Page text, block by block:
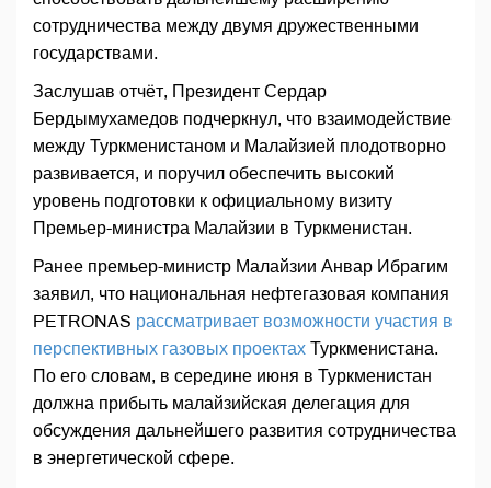
сотрудничества между двумя дружественными
государствами.
Заслушав отчёт, Президент Сердар
Бердымухамедов подчеркнул, что взаимодействие
между Туркменистаном и Малайзией плодотворно
развивается, и поручил обеспечить высокий
уровень подготовки к официальному визиту
Премьер-министра Малайзии в Туркменистан.
Ранее премьер-министр Малайзии Анвар Ибрагим
заявил, что национальная нефтегазовая компания
PETRONAS рассматривает возможности участия в
перспективных газовых проектах Туркменистана.
По его словам, в середине июня в Туркменистан
должна прибыть малайзийская делегация для
обсуждения дальнейшего развития сотрудничества
в энергетической сфере.